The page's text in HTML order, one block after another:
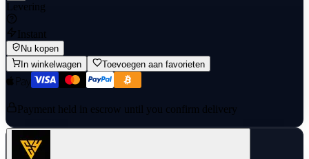
Levering
Instant
Nu kopen
In winkelwagen
Toevoegen aan favorieten
Payment held in escrow until you confirm delivery